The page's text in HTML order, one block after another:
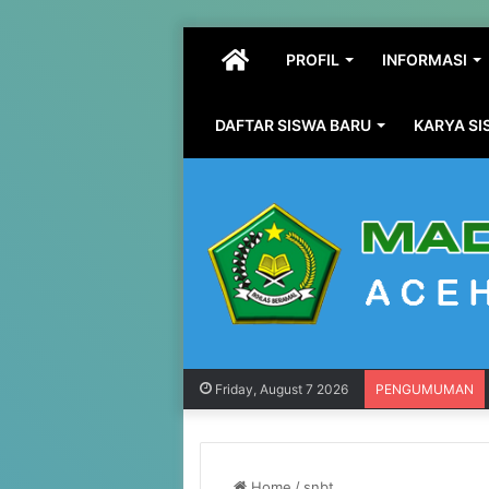
HOMEPROFIL INFORMASI
DAFTAR SISWA BARU KARYA
Friday, August 7 2026 PENGUMUMAN